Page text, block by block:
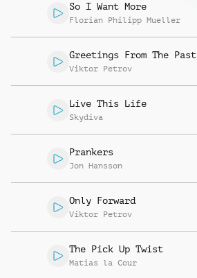
So I Want More
Florian Philipp Mueller
Greetings From The Past
Viktor Petrov
Live This Life
Skydiva
Prankers
Jon Hansson
Only Forward
Viktor Petrov
The Pick Up Twist
Matias la Cour